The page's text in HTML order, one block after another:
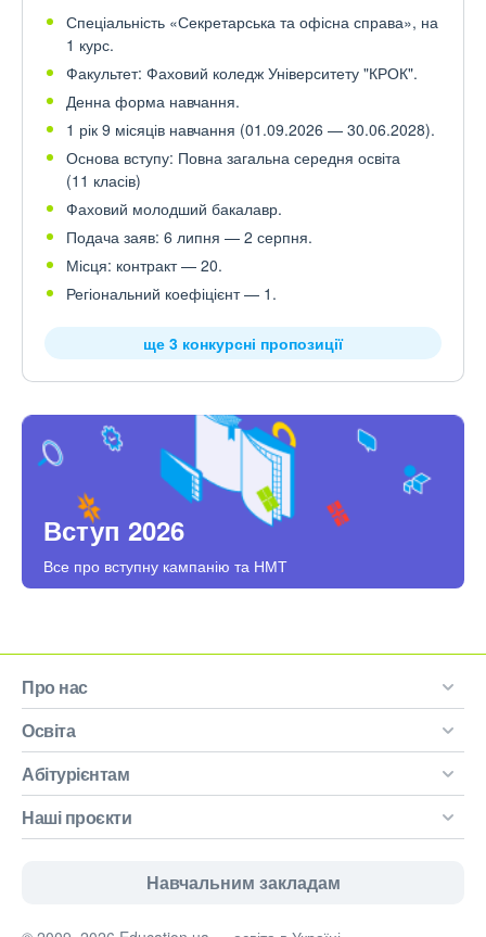
Спеціальність «Секретарська та офісна справа», на
1 курс.
Факультет: Фаховий коледж Університету "КРОК".
Денна форма навчання.
1 рік 9 місяців навчання (01.09.2026 — 30.06.2028).
Основа вступу: Повна загальна середня освіта
(11 класів)
Фаховий молодший бакалавр.
Подача заяв: 6 липня — 2 серпня.
Місця: контракт — 20.
Регіональний коефіцієнт — 1.
ще 3 конкурсні пропозиції
Вступ 2026
Все про вступну кампанію та НМТ
Про нас
Освіта
Абітурієнтам
Наші проєкти
Навчальним закладам